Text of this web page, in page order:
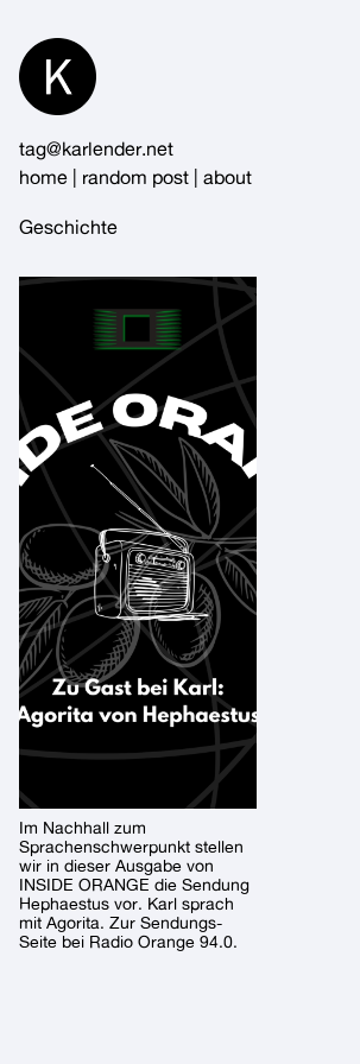
Content
tag@karlender.net
home
random post about
Geschichte
Im Nachhall zum
Sprachenschwerpunkt stellen
wir in dieser Ausgabe von
INSIDE ORANGE die Sendung
Hephaestus vor. Karl sprach
mit Agorita. Zur Sendungs-
Seite bei Radio Orange 94.0.